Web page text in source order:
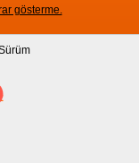
gösterme.